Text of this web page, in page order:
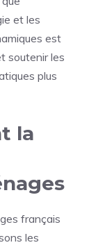
et les
est
soutenir les
plus
la
français
les